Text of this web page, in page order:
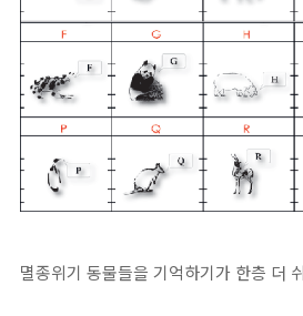
멸종위기 동물들을 기억하기가 한층 더